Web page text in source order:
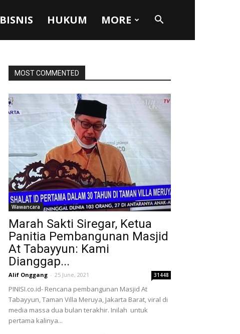
BISNIS HUKUM MORE
MOST COMMENTED
Wawancara
Marah Sakti Siregar, Ketua
Panitia Pembangunan Masjid
At Tabayyun: Kami
Dianggap...
Alif Onggang - 25 June, 2021 31448
PINISI.co.id- Rencana pembangunan Masjid At
Tabayyun, Taman Villa Meruya, Jakarta Barat, viral di
media massa dua bulan terakhir. Inilah untuk
pertama kalinya...